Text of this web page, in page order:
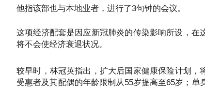
他指该部也与本地业者，进行了3句钟的会议。
这项经济配套是因应新冠肺炎的传染影响所设，在
将不会使经济衰退状况。
较早时，林冠英指出，扩大后国家健康保险计划，
受惠者及其配偶的年龄限制从55岁提高至65岁；单